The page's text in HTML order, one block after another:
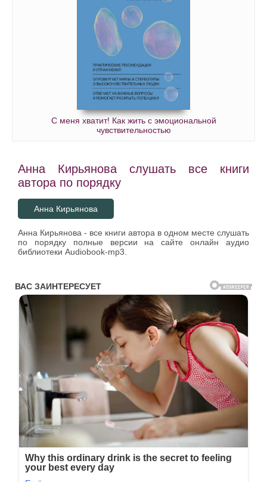
С меня хватит! Как жить с эмоциональной
чувствительностью
Анна Кирьянова слушать все книги
автора по порядку
Анна Кирьянова
Анна Кирьянова - все книги автора в одном месте слушать
по порядку полные версии на сайте онлайн аудио
библиотеки Audiobook-mp3.